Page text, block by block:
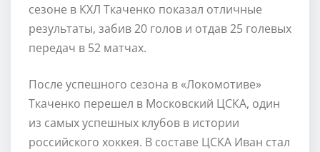
сезоне в КХЛ Ткаченко показал отличные
результаты, забив 20 голов и отдав 25 голевых
передач в 52 матчах.
После успешного сезона в «Локомотиве»
Ткаченко перешел в Московский ЦСКА, один
из самых успешных клубов в истории
российского хоккея. В составе ЦСКА Иван стал